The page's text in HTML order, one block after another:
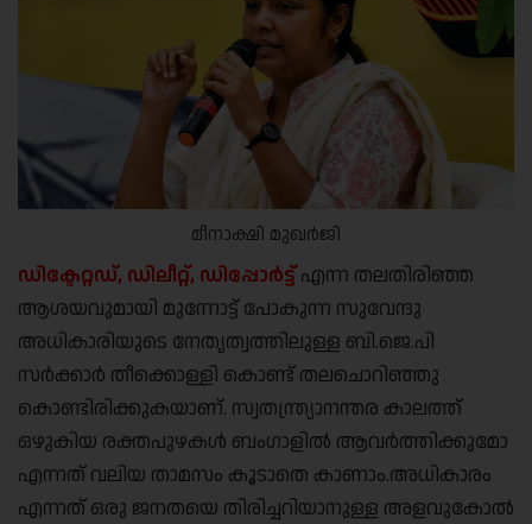
മീനാക്ഷി മുഖർജി
ഡിക്ടേറ്റഡ്, ഡിലീറ്റ്, ഡിപ്പോർട്ട്എന്ന തലതിരിഞ്ഞ
ആശയവുമായി മുന്നോട്ട് പോകുന്ന സുവേന്ദു
അധികാരിയുടെ നേതൃത്വത്തിലുള്ള ബി.ജെ.പി
സർക്കാർ തീക്കൊള്ളി കൊണ്ട് തലചൊറിഞ്ഞു
കൊണ്ടിരിക്കുകയാണ്. സ്വതന്ത്ര്യാനന്തര കാലത്ത്
ഒഴുകിയ രക്തപുഴകൾ ബംഗാളിൽ ആവർത്തിക്കുമോ
എന്നത് വലിയ താമസം കൂടാതെ കാണാം.അധികാരം
എന്നത് ഒരു ജനതയെ തിരിച്ചറിയാനുള്ള അളവുകോൽ